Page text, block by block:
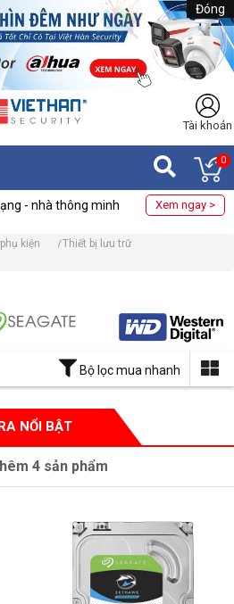
Đóng
Tài khoản
0
- nhà thông minh Xem ngay >
kiện
Thiết bị lưu trữ
Bộ lọc mua nhanh
NỔI BẬT
4 sản phẩm